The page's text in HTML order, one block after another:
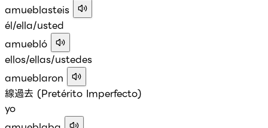
amueblasteis
él/ella/usted
amuebló
ellos/ellas/ustedes
amueblaron
線過去 (Pretérito Imperfecto)
yo